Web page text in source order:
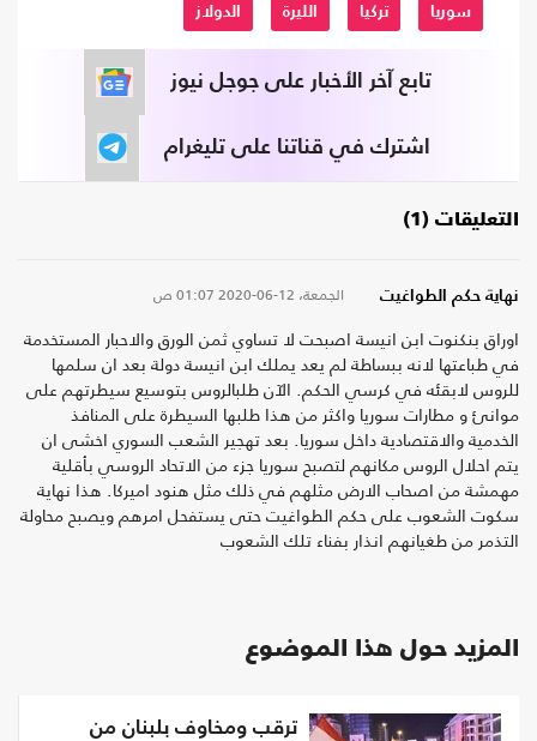
سوريا تركيا الليرة الدولاز
تابع آخر الأخبار على جوجل نيوز
اشترك في قناتنا على تليغرام
التعليقات (1)
نهاية حكم الطواغيت الجمعة، 12-06-2020 01:07 ص
اوراق بنكنوت ابن انيسة اصبحت لا تساوي ثمن الورق والاحبار المستخدمة
في طباعتها لانه ببساطة لم يعد يملك ابن انيسة دولة بعد ان سلمها
للروس لابقئه في كرسي الحكم. الآن طلبالروس بتوسيع سيطرتهم على
موانئ و مطارات سوريا واكثر من هذا طلبها السيطرة على المنافذ
الخدمية والاقتصادية داخل سوريا. بعد تهجير الشعب السوري اخشى ان
يتم احلال الروس مكانهم لتصبح سوريا جزء من الاتحاد الروسي بأقلية
مهمشة من اصحاب الارض مثلهم في ذلك مثل هنود اميركا. هذا نهاية
سكوت الشعوب على حكم الطواغيت حتى يستفحل امرهم ويصبح محاولة
التذمر من طغيانهم انذار بفناء تلك الشعوب
المزيد حول هذا الموضوع
ترقب ومخاوف بلبنان من